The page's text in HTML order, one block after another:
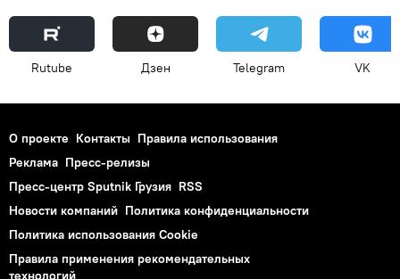
Rutube Дзен Telegram VK
О проекте Контакты Правила использования
Реклама Пресс-релизы
Пресс-центр Sputnik Грузия RSS
Новости компаний Политика конфиденциальности
Политика использования Cookie
Правила применения рекомендательных
технологий